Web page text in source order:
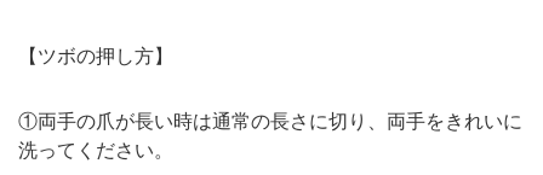
【ツボの押し方】
①両手の爪が長い時は通常の長さに切り、両手をきれいに
洗ってください。